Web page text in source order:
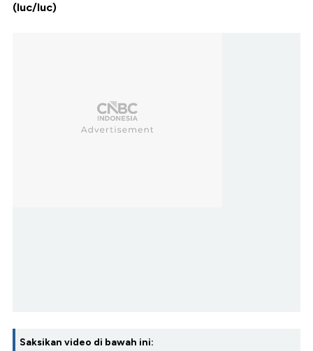
(luc/luc)
Saksikan video di bawah ini: